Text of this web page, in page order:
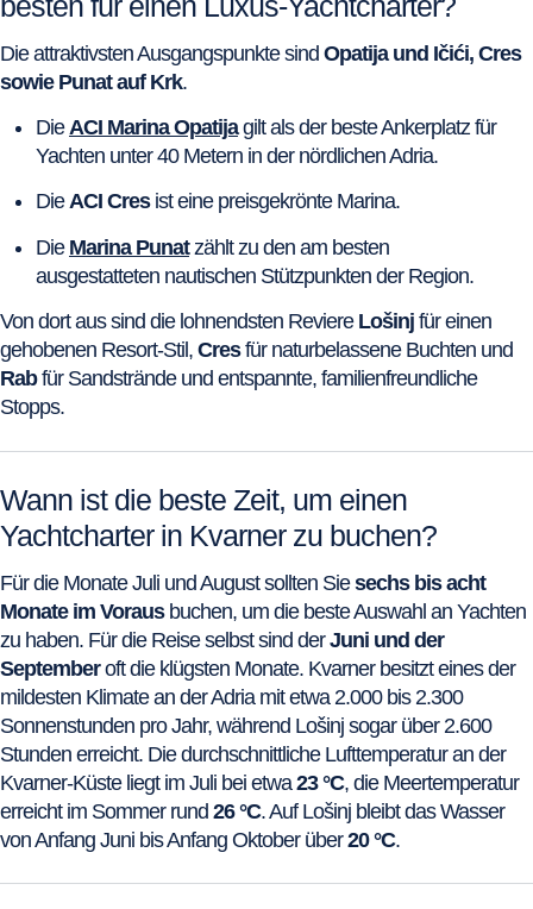
Die attraktivsten Ausgangspunkte sind Opatija und Ičići, Cres
sowie Punat auf Krk.
DieACI Marina Opatijagilt als der beste Ankerplatz für
Yachten unter 40 Metern in der nördlichen Adria.
DieACI Cresist eine preisgekrönte Marina.
Die Marina Punatzählt zu den am besten
ausgestatteten nautischen Stützpunkten der Region.
Von dort aus sind die lohnendsten Reviere Lošinj für einen
gehobenen Resort-Stil, Cresfür naturbelassene Buchten und
Rabfür Sandstrände und entspannte, familienfreundliche
Stopps.
Wann ist die beste Zeit, um einen
Yachtcharter in Kvarner zu buchen?
Für die Monate Juli und August sollten Siesechs bis acht
Monate im Vorausbuchen, um die beste Auswahl an Yachten
zu haben. Für die Reise selbst sind derJuni und der
Septemberoft die klügsten Monate. Kvarner besitzt eines der
mildesten Klimate an der Adria mit etwa 2.000 bis 2.300
Sonnenstunden pro Jahr, während Lošinj sogar über 2.600
Stunden erreicht. Die durchschnittliche Lufttemperatur an der
Kvarner-Küste liegt im Juli bei etwa23 °C, die Meertemperatur
erreicht im Sommer rund 26 °C. Auf Lošinj bleibt das Wasser
von Anfang Juni bis Anfang Oktober über20 °C.